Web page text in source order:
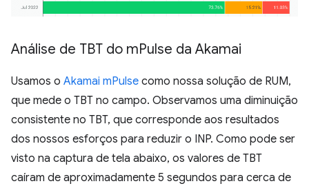
Análise de TBT do mPulse da Akamai
Usamos o Akamai mPulse como nossa solução de RUM,
que mede o TBT no campo. Observamos uma diminuição
consistente no TBT, que corresponde aos resultados
dos nossos esforços para reduzir o INP. Como pode ser
visto na captura de tela abaixo, os valores de TBT
caíram de aproximadamente 5 segundos para cerca de